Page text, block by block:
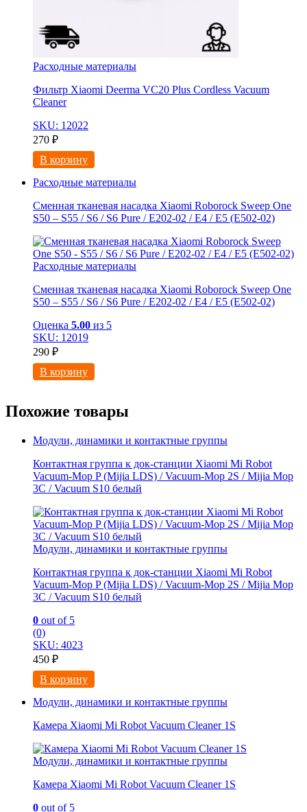
Расходные материалы
Фильтр Xiaomi Deerma VC20 Plus Cordless Vacuum
Cleaner
SKU: 12022
270 ₽
В корзину
Расходные материалы
Сменная тканевая насадка Xiaomi Roborock Sweep One
S50 – S55 / S6 / S6 Pure / E202-02 / E4 / E5 (E502-02)
Расходные материалы
Сменная тканевая насадка Xiaomi Roborock Sweep One
S50 – S55 / S6 / S6 Pure / E202-02 / E4 / E5 (E502-02)
Оценка 5.00 из 5
SKU: 12019
290 ₽
В корзину
Похожие товары
Модули, динамики и контактные группы
Контактная группа к док-станции Xiaomi Mi Robot
Vacuum-Mop P (Mijia LDS) / Vacuum-Mop 2S / Mijia Mop
3C / Vacuum S10 белый
Модули, динамики и контактные группы
Контактная группа к док-станции Xiaomi Mi Robot
Vacuum-Mop P (Mijia LDS) / Vacuum-Mop 2S / Mijia Mop
3C / Vacuum S10 белый
0 out of 5
(0)
SKU: 4023
450 ₽
В корзину
Модули, динамики и контактные группы
Камера Xiaomi Mi Robot Vacuum Cleaner 1S
Модули, динамики и контактные группы
Камера Xiaomi Mi Robot Vacuum Cleaner 1S
0 out of 5